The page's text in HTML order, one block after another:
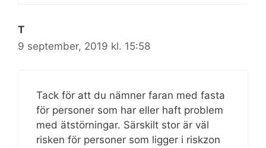
T
9 september, 2019 kl. 15:58
Tack för att du nämner faran med fasta
för personer som har eller haft problem
med ätstörningar. Särskilt stor är väl
risken för personer som ligger i riskzon